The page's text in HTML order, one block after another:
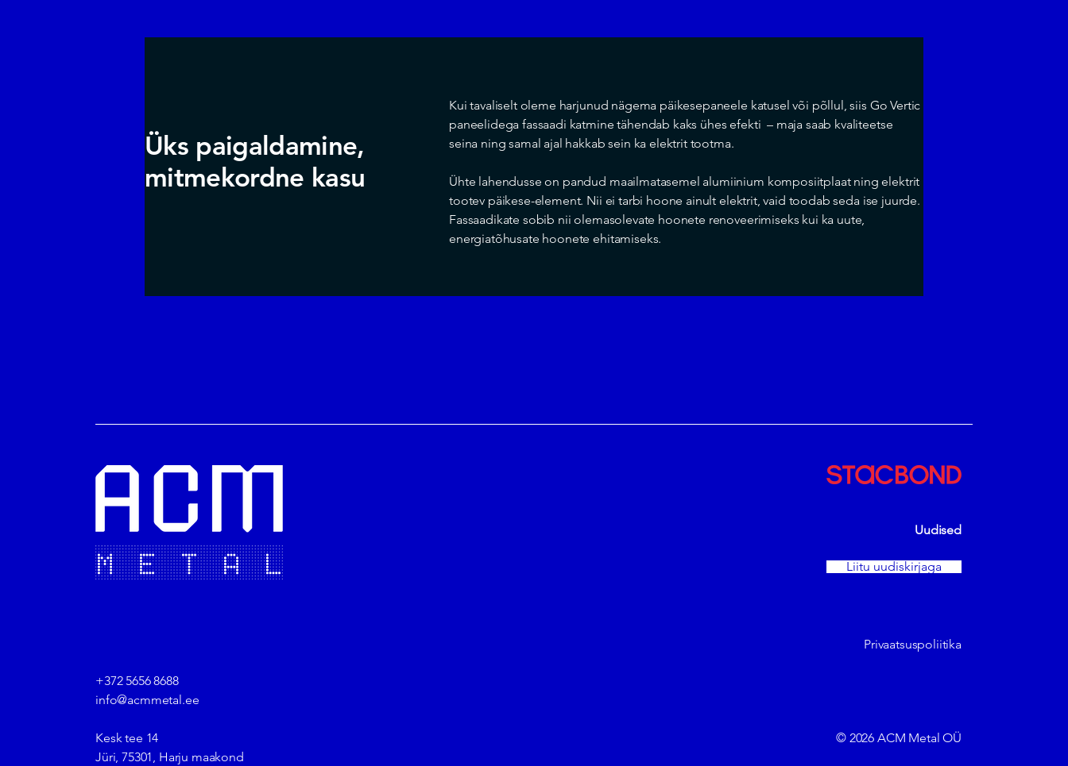
Üks paigaldamine,
mitmekordne kasu
Kui tavaliselt oleme harjunud nägema päikesepaneele katusel või põllul, siis Go Vertic
paneelidega fassaadi katmine tähendab kaks ühes efekti – maja saab kvaliteetse
seina ning samal ajal hakkab sein ka elektrit tootma.
Ühte lahendusse on pandud maailmatasemel alumiinium komposiitplaat ning elektrit
tootev päikese-element. Nii ei tarbi hoone ainult elektrit, vaid toodab seda ise juurde.
Fassaadikate sobib nii olemasolevate hoonete renoveerimiseks kui ka uute,
energiatõhusate hoonete ehitamiseks.
+372 5656 8688
info@acmmetal.ee
Kesk tee 14
Jüri, 75301, Harju maakond
Uudised
Liitu uudiskirjaga
Privaatsuspoliitika
© 2026 ACM Metal OÜ